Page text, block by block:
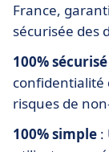
France,
sécurisée des
100% sécurisé
confidentialité
risques de
100% simple :